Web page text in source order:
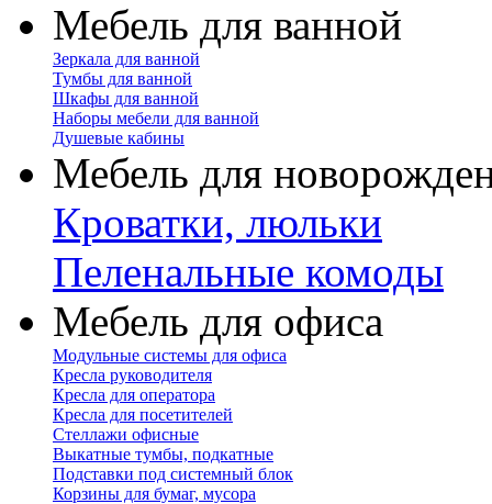
Мебель для ванной
Зеркала для ванной
Тумбы для ванной
Шкафы для ванной
Наборы мебели для ванной
Душевые кабины
Мебель для
Кроватки, люльки
Пеленальные комоды
Мебель для офиса
Модульные системы для офиса
Кресла руководителя
Кресла для оператора
Кресла для посетителей
Стеллажи офисные
Выкатные тумбы, подкатные
Подставки под системный блок
Корзины для бумаг, мусора